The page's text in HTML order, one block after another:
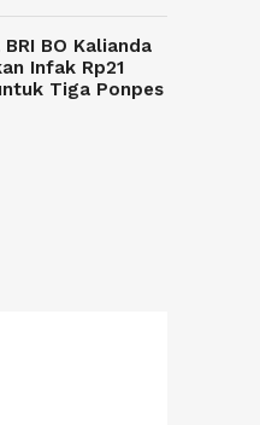
BRI BO Kalianda
Infak Rp21
Tiga Ponpes